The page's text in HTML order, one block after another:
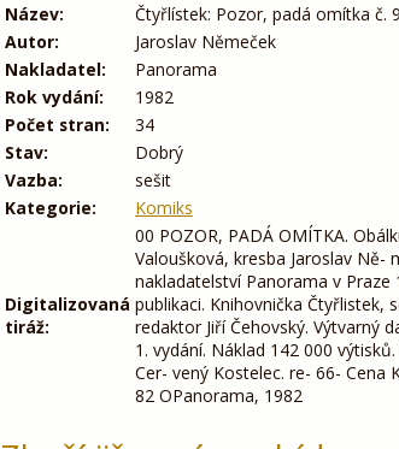
Název:
Čtyřlístek: Pozor, padá omítka č.
Autor:
Jaroslav Němeček
Nakladatel:
Panorama
Rok vydání:
1982
Počet stran:
34
Stav:
Dobrý
Vazba:
sešit
Kategorie:
Komiks
Digitalizovaná
tiráž:
00 POZOR, PADÁ OMÍTKA.
Valoušková, kresba Jaroslav Ně-
nakladatelství Panorama v Praze
publikaci. Knihovnička Čtyřlistek,
redaktor Jiří Čehovský. Výtvarný
1. vydání. Náklad 142 000
Cer- vený Kostelec. re- 66- Cena
82 OPanorama, 1982